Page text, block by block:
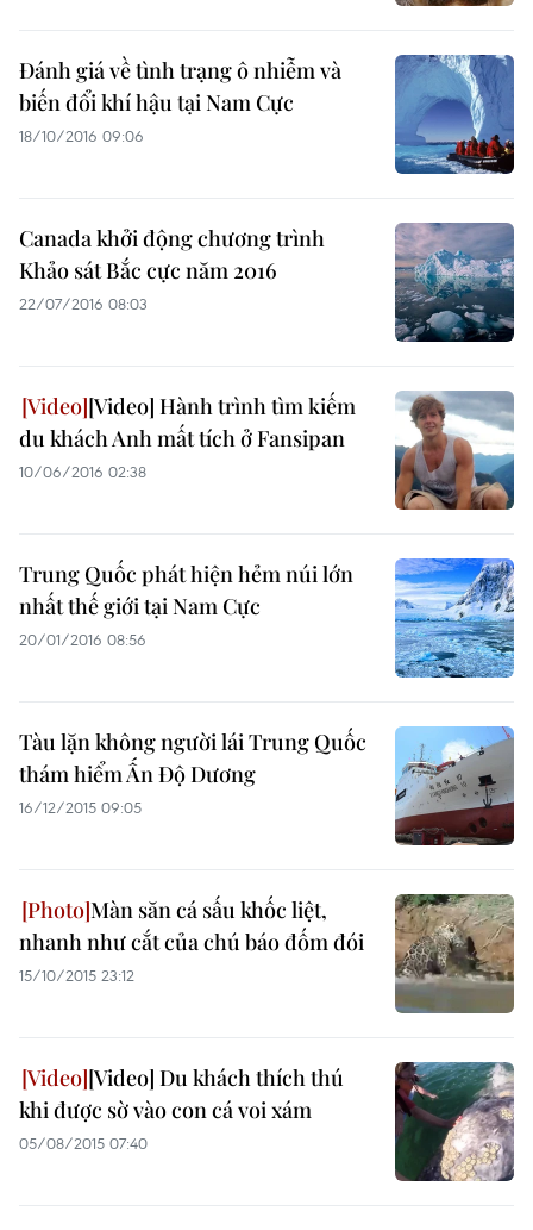
Đánh giá về tình trạng ô nhiễm và
biến đổi khí hậu tại Nam Cực
18/10/2016 09:06
Canada khởi động chương trình
Khảo sát Bắc cực năm 2016
22/07/2016 08:03
[Video] Hành trình tìm kiếm
du khách Anh mất tích ở Fansipan
10/06/2016 02:38
Trung Quốc phát hiện hẻm núi lớn
nhất thế giới tại Nam Cực
20/01/2016 08:56
Tàu lặn không người lái Trung Quốc
thám hiểm Ấn Độ Dương
16/12/2015 09:05
Màn săn cá sấu khốc liệt,
nhanh như cắt của chú báo đốm đói
15/10/2015 23:12
[Video] Du khách thích thú
khi được sờ vào con cá voi xám
05/08/2015 07:40